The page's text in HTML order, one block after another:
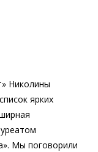
Николины
ярких
Мы поговорили